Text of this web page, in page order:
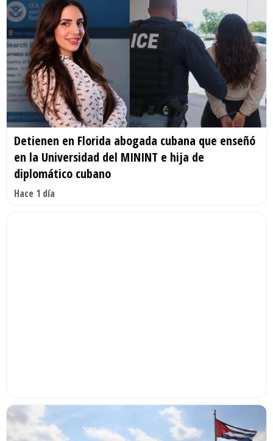
Detienen en Florida abogada cubana que enseñó
en la Universidad del MININT e hija de
diplomático cubano
Hace 1 día